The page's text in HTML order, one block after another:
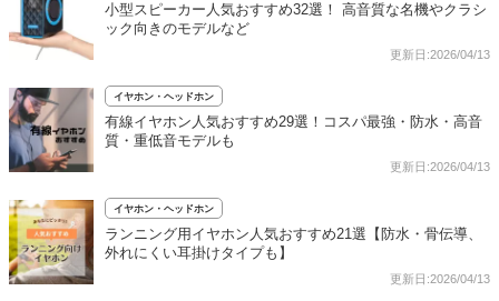
小型スピーカー人気おすすめ32選！ 高音質な名機やクラシ
ック向きのモデルなど
更新日:2026/04/13
イヤホン・ヘッドホン
有線イヤホン人気おすすめ29選！コスパ最強・防水・高音
質・重低音モデルも
更新日:2026/04/13
イヤホン・ヘッドホン
ランニング用イヤホン人気おすすめ21選【防水・骨伝導、
外れにくい耳掛けタイプも】
更新日:2026/04/13